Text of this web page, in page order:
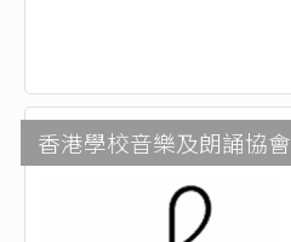
香港學校音樂及朗誦協會